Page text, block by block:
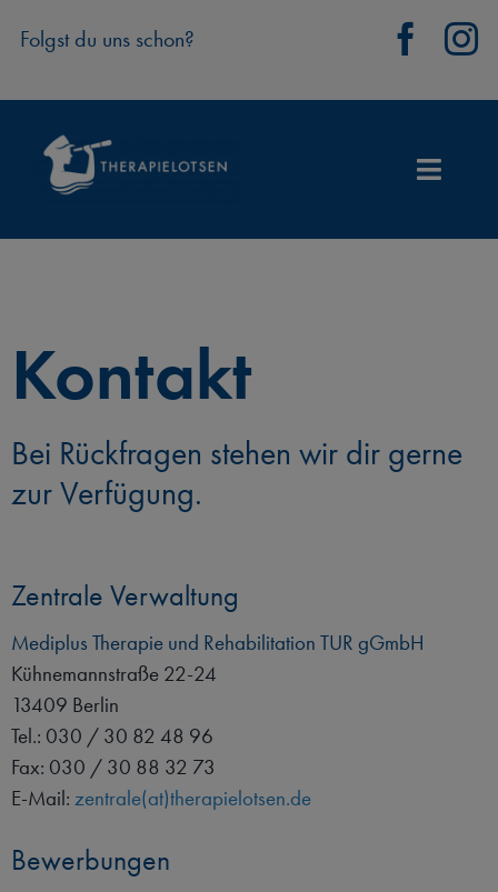
InhaltFolgst du uns schon?
Toggle
Lotsenforum
Leistungen
Karriere
Kontakt
Kontakt
Bei Rückfragen stehen wir dir gerne
zur Verfügung.
Zentrale Verwaltung
Mediplus Therapie und Rehabilitation TUR gGmbH
Kühnemannstraße 22-24
13409 Berlin
Tel.: 030 / 30 82 48 96
Fax: 030 / 30 88 32 73
E-Mail: zentrale(at)therapielotsen.de
Bewerbungen